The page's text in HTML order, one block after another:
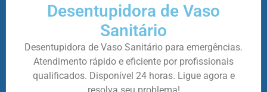
Desentupidora de Vaso
Sanitário
Desentupidora de Vaso Sanitário para emergências.
Atendimento rápido e eficiente por profissionais
qualificados. Disponível 24 horas. Ligue agora e